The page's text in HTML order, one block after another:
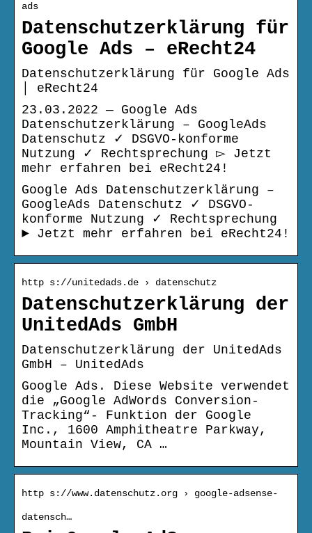
ads
Datenschutzerklärung für
Google Ads – eRecht24
Datenschutzerklärung für Google Ads
│ eRecht24
23.03.2022 — Google Ads
Datenschutzerklärung – GoogleAds
Datenschutz ✓ DSGVO-konforme
Nutzung ✓ Rechtsprechung ▻ Jetzt
mehr erfahren bei eRecht24!
Google Ads Datenschutzerklärung –
GoogleAds Datenschutz ✓ DSGVO-
konforme Nutzung ✓ Rechtsprechung
► Jetzt mehr erfahren bei eRecht24!
http s://unitedads.de › datenschutz
Datenschutzerklärung der
UnitedAds GmbH
Datenschutzerklärung der UnitedAds
GmbH – UnitedAds
Google Ads. Diese Website verwendet
die „Google AdWords Conversion-
Tracking“- Funktion der Google
Inc., 1600 Amphitheatre Parkway,
Mountain View, CA …
http s://www.datenschutz.org › google-adsense-
datensch…